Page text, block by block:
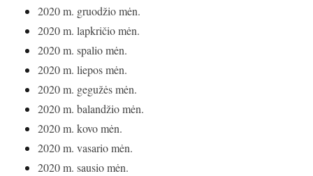
2020 m. gruodžio mėn.
2020 m. lapkričio mėn.
2020 m. spalio mėn.
2020 m. liepos mėn.
2020 m. gegužės mėn.
2020 m. balandžio mėn.
2020 m. kovo mėn.
2020 m. vasario mėn.
2020 m. sausio mėn.